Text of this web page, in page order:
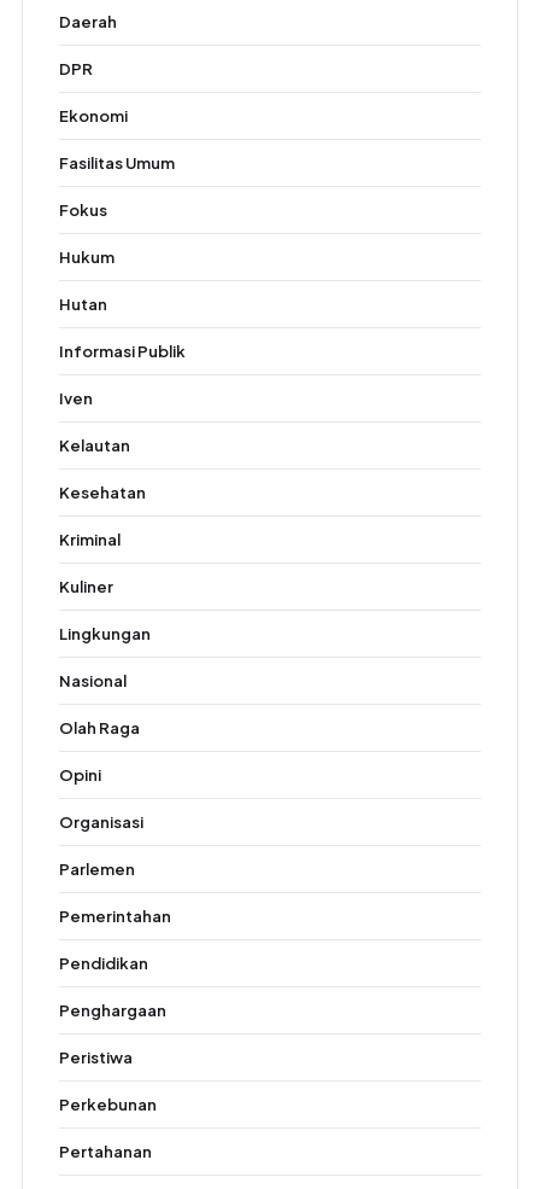
Daerah
DPR
Ekonomi
Fasilitas Umum
Fokus
Hukum
Hutan
Informasi Publik
Iven
Kelautan
Kesehatan
Kriminal
Kuliner
Lingkungan
Nasional
Olah Raga
Opini
Organisasi
Parlemen
Pemerintahan
Pendidikan
Penghargaan
Peristiwa
Perkebunan
Pertahanan